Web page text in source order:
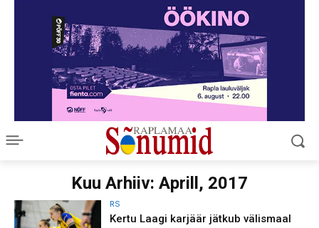
Kuu Arhiiv: Aprill, 2017
RS
Kertu Laagi karjäär jätkub välismaal